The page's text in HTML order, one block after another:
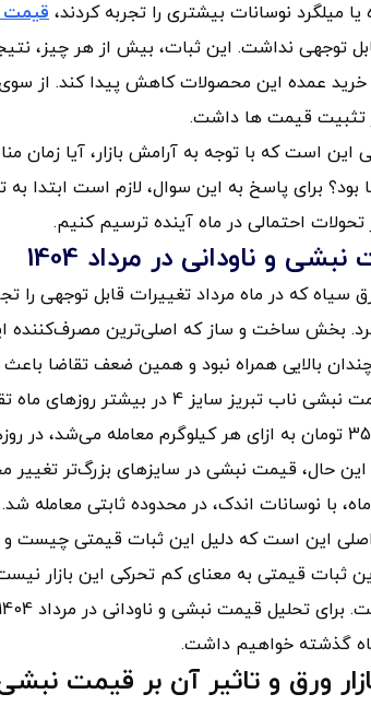
یا میلگرد نوسانات بیشتری را تجربه کردند، قیمت
توجهی نداشت. این ثبات، بیش از هر چیز،
عمده این محصولات کاهش پیدا کند. از سوی
قیمت ها داشت.
است که با توجه به آرامش بازار، آیا زمان
احتمالی در ماه آینده ترسیم کنیم.
و ناودانی در مرداد 1404
کرد. بخش ساخت و ساز که اصلی‌ترین مصرف‌کننده
چندان بالایی همراه نبود و همین ضعف تقاضا
برای نمونه، قیمت نبشی ناب
این حال، قیمت نبشی در سایزهای بزرگ‌تر
با نوسانات اندک، در محدوده‌ ثابتی معامله شد.
این است که دلیل این ثبات قیمتی چیست و
ثبات قیمتی به معنای کم تحرکی این بازار
گذشته خواهیم داشت.
ورق و تاثیر آن بر قیمت نبشی